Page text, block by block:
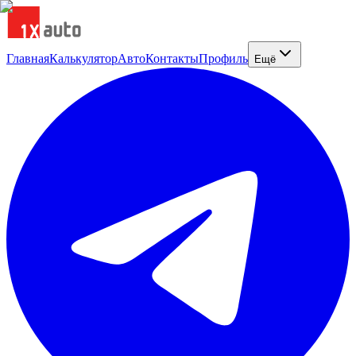
ГлавнаяКалькуляторАвтоКонтактыПрофиль Ещё